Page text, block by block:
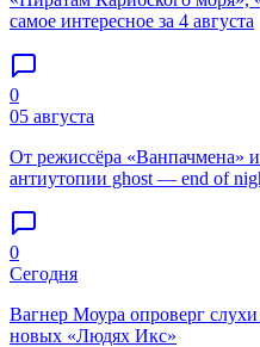
самое интересное за 4 августа
0
05 августа
От режиссёра «Ванпачмена»
антиутопии ghost — end of
0
Сегодня
Вагнер Моура опроверг
новых «Людях Икс»